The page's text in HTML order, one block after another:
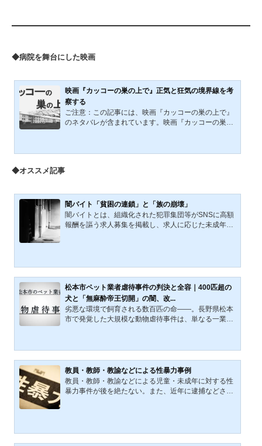
◆病院を舞台にした映画
映画『カッコーの巣の上で』正気と狂気の境界線を考
察する
ご注意：この記事には、映画『カッコーの巣の上で』
のネタバレが含まれています。映画『カッコーの巣の
935年9月17日-2001年11月10日）の同名小説です。
人と家族のための病院）「Veterans Administration Ho
spital」での体験を基に書かれた小説ともいわれてい
ます。小説は大ベ...
◆オススメ記事
闇バイト「貧困の連鎖」と「族の崩壊」
闇バイトとは、組織化された犯罪集団等がSNSに高額
報酬を謳う求人募集を掲載し、求人に応じた未成年者
闇バイトに関係する重大事件は、2021年以降、14都
道府県で50件以上（参考：「闇バイト」対策強化へ、
月内にも省庁横断の閣僚会議…資産情報の流出防止策
も検討 読売新聞 2023年３月...
松本市ペット業者虐待事件の判決と全容｜400匹超の
犬と「無麻酔帝王切開」の闇、改...
劣悪な環境で飼育される数百匹の命――。長野県松本
市で発覚した大規模な動物虐待事件は、単なる一業者
した。2021年の改正動物愛護法の施行、そして民間団
体による告発を機に、かつては密室の問題とされてき
た虐待事案が次々と白日の下に晒されている。本稿で
は、M被告による凄惨な虐待事件の推移を辿るととも
に、過去最高を記録した警察の検挙統計や世代間の価
教員・教師・教諭などによる性暴力事例
教員・教師・教諭などによる児童・未成年に対する性
暴力事件が後を絶たない。また、近年に逮捕などされ